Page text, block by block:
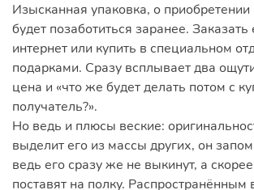
Изысканная упаковка, о
будет позаботиться заранее.
интернет или купить в специальном
подарками. Сразу всплывает два
цена и «что же будет делать потом с
получатель?».
Но ведь и плюсы веские:
выделит его из массы других, он
ведь его сразу же не выкинут, а
поставят на полку. Распространённым